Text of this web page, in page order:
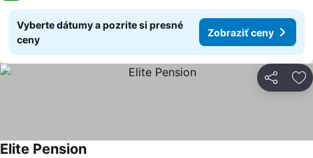
Vyberte dátumy a pozrite si presné
ceny
Zobraziť ceny
Zdieľať
Elite Pension